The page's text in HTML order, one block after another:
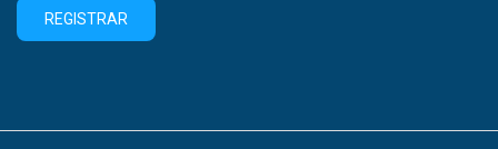
REGISTRAR